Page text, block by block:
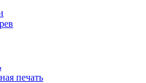
печать